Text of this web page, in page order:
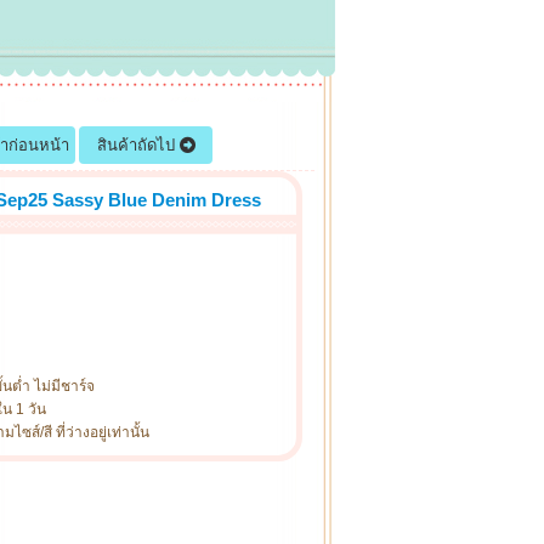
ก่อนหน้า สินค้าถัดไป
Sassy Blue Denim Dress
ต่ำ ไม่มีชาร์จ
น 1 วัน
ไซส์/สี ที่ว่างอยู่เท่านั้น